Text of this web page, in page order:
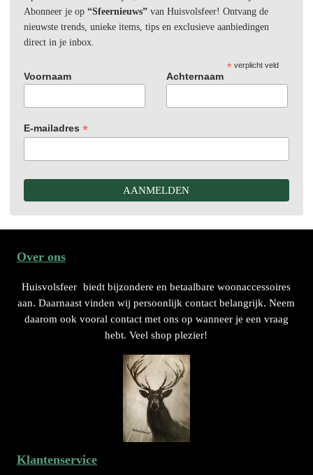
Abonneer je op “Sfeernieuws”van Huisvolsfeer! Ontvang de
nieuwste trends, unieke items, tips en exclusieve aanbiedingen
direct in je inbox.
*verplicht veld
Voornaam Achternaam
E-mailadres *
Over ons
Huisvolsfeer biedt bijzondere en betaalbare woonaccessoires
aan. Daarnaast vinden wij persoonlijk contact belangrijk. Neem
daarom ook vooral contact met ons op wanneer je een vraag
hebt. Veel shop plezier!
Klantenservice